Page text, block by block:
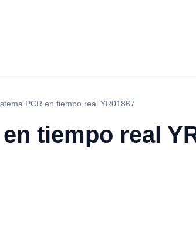
PCR en tiempo real YR01867
tiempo real